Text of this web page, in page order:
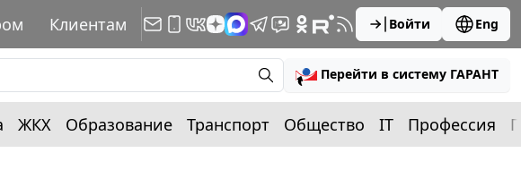
Клиентам Войти Eng
Перейти в систему ГАРАНТ
ЖКХ Образование Транспорт Общество IT Профессия